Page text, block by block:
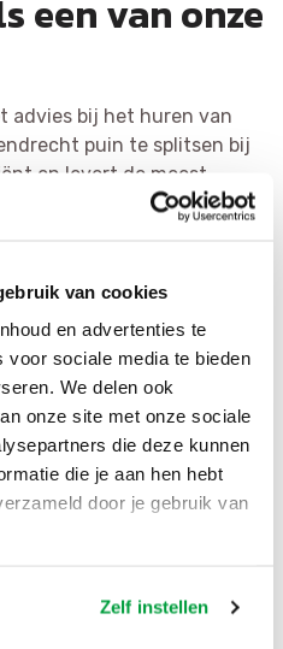
van cookies
en advertenties te
voor sociale media te bieden
We delen ook
onze site met onze sociale
die deze kunnen
die je aan hen hebt
door je gebruik van
Zelf instellen
een van onze
advies bij het huren van
puin te splitsen bij
en levert de meest
Het recyclen van afval is
bouwstof. Via ons
wij voor iedere afvalsoort
container